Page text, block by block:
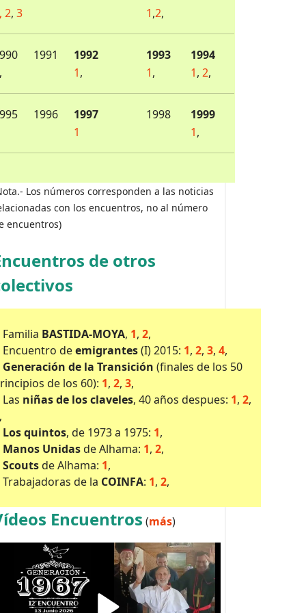
2, 3 1,2,
1991 1992 1993
1994
, 1, 1, 1, 2,
1996 1997 1998
1999
1
1,
Los números corresponden a las noticias
con los encuentros, no al número
encuentros)
de otros
Familia BASTIDA-MOYA, 1, 2,
Encuentro deemigrantes(I) 2015: 1, 2, 3, 4,
Generación de la Transición (finales de los 50
de los 60): 1, 2, 3,
Las niñas de los claveles, 40 años despues: 1, 2,
,
Los quintos, de 1973 a 1975: 1,
Manos Unidasde Alhama: 1, 2,
Scoutsde Alhama: 1,
Trabajadoras de la COINFA: 1, 2,
Encuentros (más)